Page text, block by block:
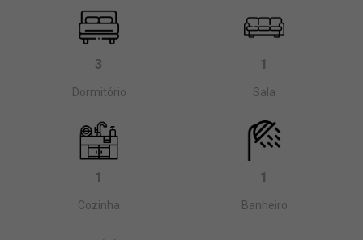
3
Dormitório
1
Sala
1
Cozinha
1
Banheiro